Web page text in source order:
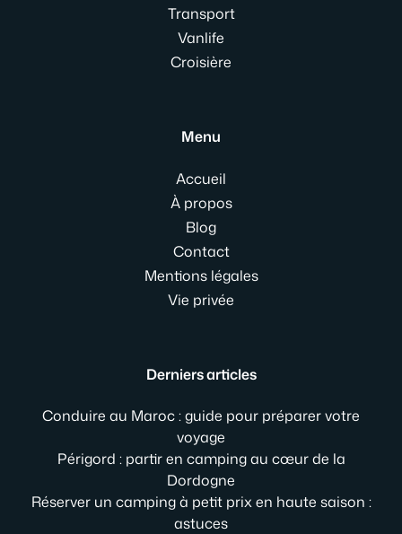
Transport
Vanlife
Croisière
Menu
Accueil
À propos
Blog
Contact
Mentions légales
Vie privée
Derniers articles
Conduire au Maroc : guide pour préparer votre
voyage
Périgord : partir en camping au cœur de la
Dordogne
Réserver un camping à petit prix en haute saison :
astuces